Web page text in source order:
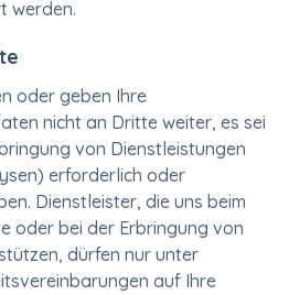
werden.
oder geben Ihre
nicht an Dritte weiter, es sei
von Dienstleistungen
erforderlich oder
Dienstleister, die uns beim
oder bei der Erbringung von
dürfen nur unter
auf Ihre